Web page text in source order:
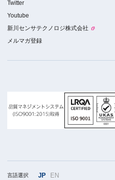
Twitter
Youtube
新川センサテクノロジ株式会社
メルマガ登録
言語選択 JP EN